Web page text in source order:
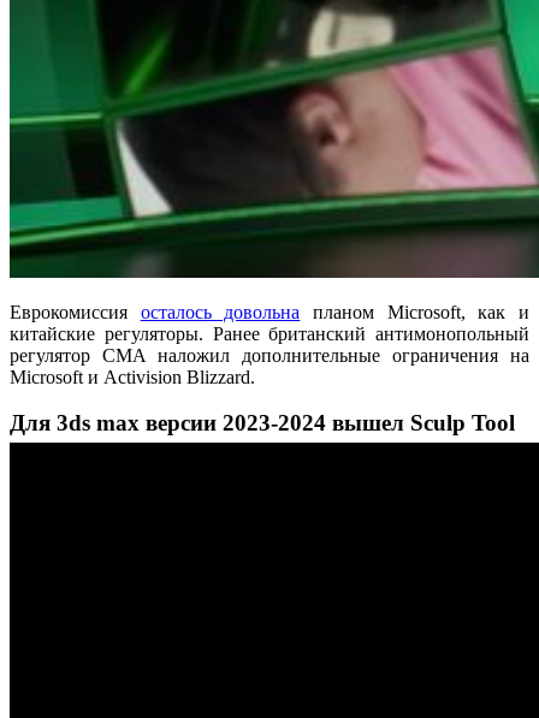
Еврокомиссия осталось довольна планом Microsoft, как и
китайские регуляторы. Ранее британский антимонопольный
регулятор CMA наложил дополнительные ограничения на
Microsoft и Activision Blizzard.
Для 3ds max версии 2023-2024 вышел Sculp Tool